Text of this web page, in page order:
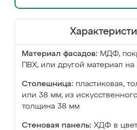
Материал фасадов: МДФ,
ПВХ, или другой материал
Столешница: пластиковая,
или 38 мм; из
толщина 38 мм
Стеновая панель: ХДФ в